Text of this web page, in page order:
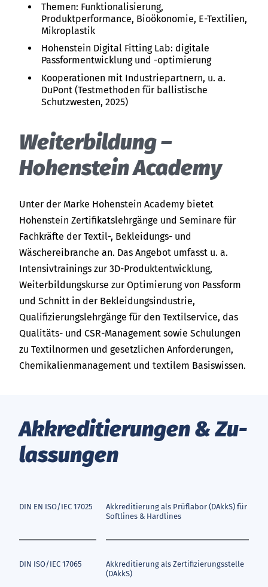
Themen: Funktionalisierung,
Produktperformance, Bioökonomie, E-Textilien,
Mikroplastik
Hohenstein Digital Fitting Lab: digitale
Passformentwicklung und -optimierung
Kooperationen mit Industriepartnern, u. a.
DuPont (Testmethoden für ballistische
Schutzwesten, 2025)
Wei­ter­bil­dung –
Hohenstein Academy
Unter der Marke Hohenstein Academy bietet
Hohenstein Zertifikatslehrgänge und Seminare für
Fachkräfte der Textil-, Bekleidungs- und
Wäschereibranche an. Das Angebot umfasst u. a.
Intensivtrainings zur 3D-Produktentwicklung,
Weiterbildungskurse zur Optimierung von Passform
und Schnitt in der Bekleidungsindustrie,
Qualifizierungslehrgänge für den Textilservice, das
Qualitäts- und CSR-Management sowie Schulungen
zu Textilnormen und gesetzlichen Anforderungen,
Chemikalienmanagement und textilem Basiswissen.
Ak­kre­di­tie­run­gen & Zu­
las­sun­gen
DIN EN ISO/IEC 17025
Akkreditierung als Prüflabor (DAkkS) für
Softlines & Hardlines
DIN ISO/IEC 17065
Akkreditierung als Zertifizierungsstelle
(DAkkS)